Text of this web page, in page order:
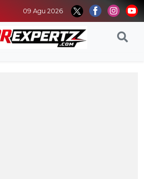
09 Agu 2026